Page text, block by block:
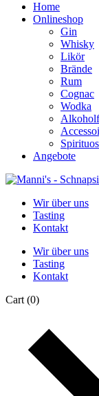
Home
Onlineshop
Gin
Whisky
Likör
Brände
Rum
Cognac
Wodka
Angebote
Wir über uns
Tasting
Kontakt
Wir über uns
Tasting
Kontakt
Cart (0)